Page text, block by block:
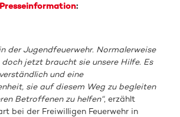
Presseinformation:
der Jugendfeuerwehr. Normalerweise
jetzt braucht sie unsere Hilfe. Es
und eine
sie auf diesem Weg zu begleiten
Betroffenen zu helfen“, erzählt
bei der Freiwilligen Feuerwehr in